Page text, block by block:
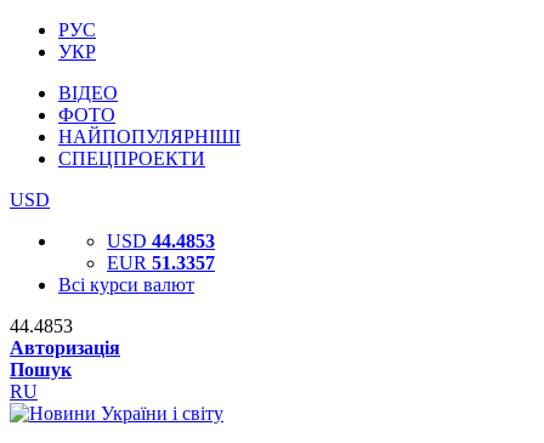
РУС
УКР
ВІДЕО
ФОТО
НАЙПОПУЛЯРНІШІ
СПЕЦПРОЕКТИ
USD
USD 44.4853
EUR 51.3357
Всі курси валют
44.4853
Авторизація
Пошук
RU